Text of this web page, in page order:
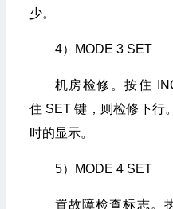
少。
4）MODE 3 SET
机房检修。按住
住 SET 键，则检修下行
时的显示。
5）MODE 4 SET
置故障检查标志。